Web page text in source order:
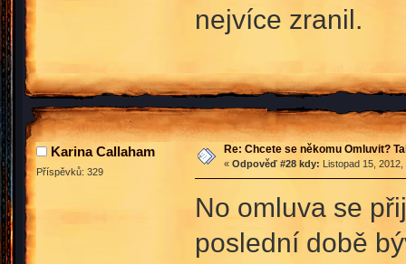
nejvíce zranil.
Karina Callaham
Příspěvků: 329
Re: Chcete se někomu Omluvit?
« Odpověď #28 kdy: Listopad 15,
No omluva se
poslední době